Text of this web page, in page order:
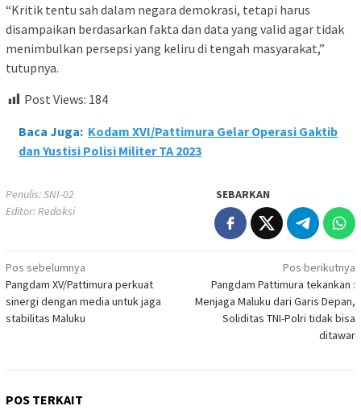
“Kritik tentu sah dalam negara demokrasi, tetapi harus
disampaikan berdasarkan fakta dan data yang valid agar tidak
menimbulkan persepsi yang keliru di tengah masyarakat,”
tutupnya.
Post Views: 184
Baca Juga: Kodam XVI/Pattimura Gelar Operasi Gaktib
dan Yustisi Polisi Militer TA 2023
Penulis: SNI-02
Editor: Redaksi
SEBARKAN
Navigasi
pos
Pos sebelumnya
Pangdam XV/Pattimura perkuat
sinergi dengan media untuk jaga
stabilitas Maluku
Pos berikutnya
Pangdam Pattimura tekankan :
Menjaga Maluku dari Garis Depan,
Soliditas TNI-Polri tidak bisa
ditawar
POS TERKAIT